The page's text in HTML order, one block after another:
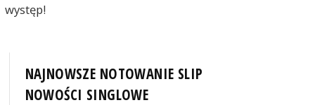
występ!
NAJNOWSZE NOTOWANIE SLIP
NOWOŚCI SINGLOWE